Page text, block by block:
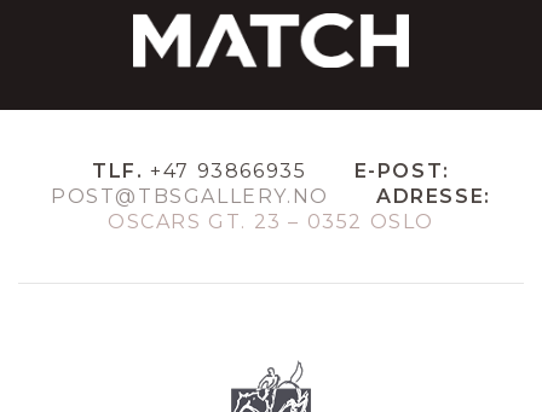
TLF. +47 93866935
E-POST:
POST@TBSGALLERY.NO
ADRESSE:
OSCARS GT. 23 – 0352 OSLO